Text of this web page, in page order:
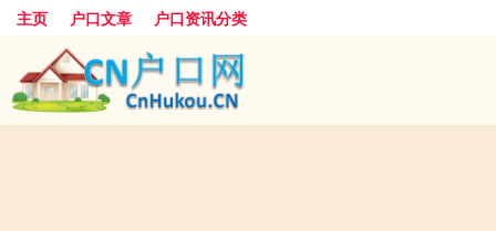
主页 户口文章 户口资讯分类